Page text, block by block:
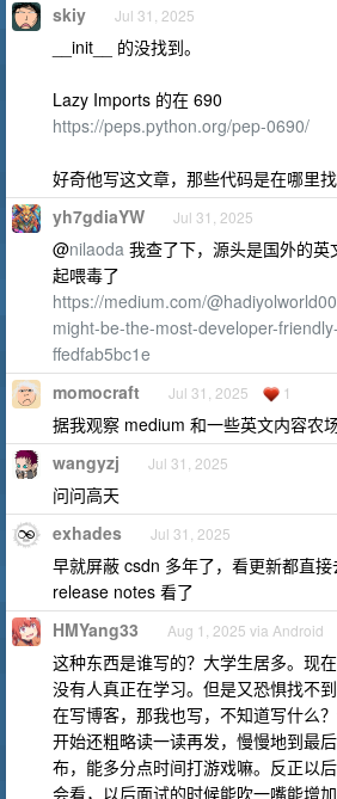
skiy Jul 31, 2025
__init__ 的没找到。
Lazy Imports 的在 690
https://peps.python.org/pep-0690/
好奇他写这文章，那些代码是在哪里找
yh7gdiaYW Jul 31, 2025
@nilaoda 我查了下，源头是国外的
起喂毒了
https://medium.com/
might-be-the-most-developer-
ffedfab5bc1e
momocraft Jul 31, 2025 1
据我观察 medium 和一些英文内容农
wangyzj Jul 31, 2025
问问高天
exhades Jul 31, 2025
早就屏蔽 csdn 多年了，看更新都直
release notes 看了
HMYang33 Aug 1, 2025 via Android
这种东西是谁写的？大学生居多。现
没有人真正在学习。但是又恐惧找不
在写博客，那我也写，不知道写什么
开始还粗略读一读再发，慢慢地到最
布，能多分点时间打游戏嘛。反正以
会看，以后面试的时候能吹一嘴能增